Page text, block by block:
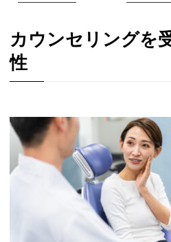
カウンセリングを
性